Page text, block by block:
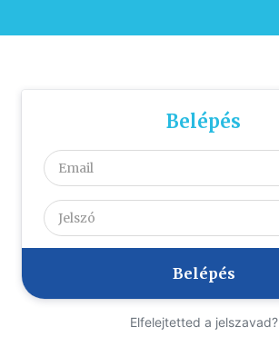
Belépés
Elfelejtetted a jelszavad?